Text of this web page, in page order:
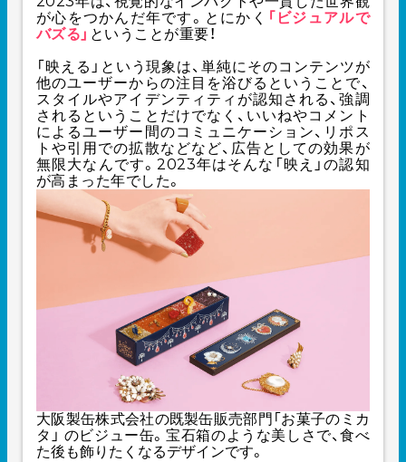
が心をつかんだ年です。とにかく 「ビジュアルで
バズる」 ということが重要！
「映える」という現象は、単純にそのコンテンツが
他のユーザーからの注目を浴びるということで、
スタイルやアイデンティティが認知される、強調
されるということだけでなく、いいねやコメント
によるユーザー間のコミュニケーション、リポス
トや引用での拡散などなど、広告としての効果が
無限大なんです。2023年はそんな「映え」の認知
が高まった年でした。
大阪製缶株式会社の既製缶販売部門「お菓子のミカ
タ」 のビジュー缶。宝石箱のような美しさで、食べ
た後も飾りたくなるデザインです。